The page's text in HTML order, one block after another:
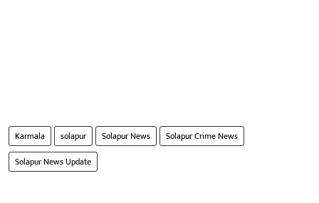
Karmala solapur Solapur News
Solapur Crime News
Solapur News Update